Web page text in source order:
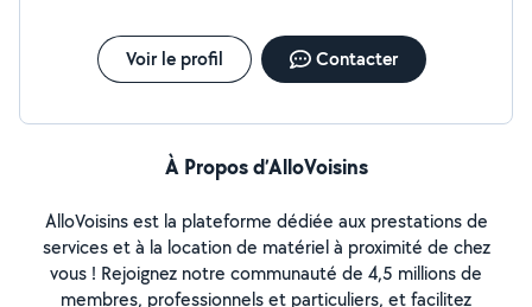
Voir le profil Contacter
À Propos d’AlloVoisins
AlloVoisins est la plateforme dédiée aux prestations de
services et à la location de matériel à proximité de chez
vous ! Rejoignez notre communauté de 4,5 millions de
membres, professionnels et particuliers, et facilitez